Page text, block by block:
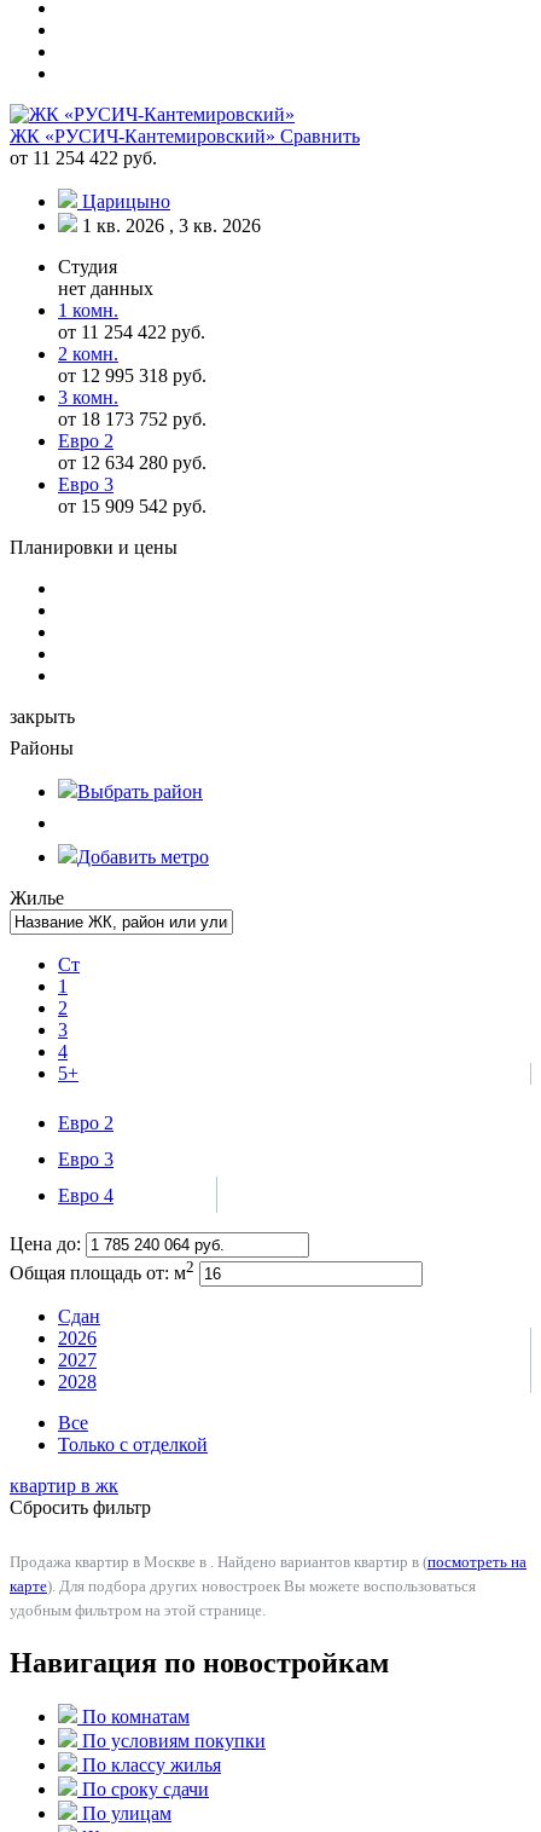
ЖК «РУСИЧ-Кантемировский» Сравнить
от 11 254 422 руб.
Царицыно
1 кв. 2026 , 3 кв. 2026
Студия
нет данных
1 комн.
от 11 254 422 руб.
2 комн.
от 12 995 318 руб.
3 комн.
от 18 173 752 руб.
Евро 2
от 12 634 280 руб.
Евро 3
от 15 909 542 руб.
Планировки и цены
закрыть
Районы
Выбрать район
Добавить метро
Жилье
Ст
1
2
3
4
5+
Евро 2
Евро 3
Евро 4
Цена до:
Общая площадь от: м2
Сдан
2026
2027
2028
Все
Только с отделкой
квартир в жк
Сбросить фильтр
Продажа квартир в Москве в . Найдено вариантов квартир в (посмотреть на
карте). Для подбора других новостроек Вы можете воспользоваться
удобным фильтром на этой странице.
Навигация по новостройкам
По комнатам
По условиям покупки
По классу жилья
По сроку сдачи
По улицам